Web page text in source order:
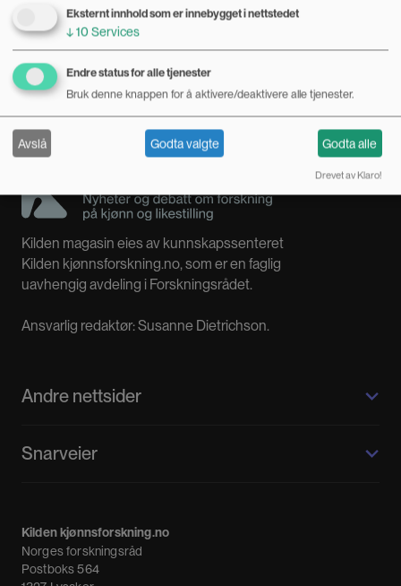
Podkastepisode: Kvinnedagens historie og kampen
om 8. mars
Kilden magasin eies av kunnskapssenteret
Kilden kjønnsforskning.no, som er en faglig
uavhengig avdeling i Forskningsrådet.
Ansvarlig redaktør: Susanne Dietrichson.
Andre nettsider
Kvinnehistorie.no
Snarveier
Nyheter
Nyhetsbrev
Kilden kjønnsforskning.no
Norges forskningsråd
Postboks 564
Eksternt innhold som er innebygget i nettstedet
↓10 Services
Endre status for alle tjenester
Bruk denne knappen for å aktivere/deaktivere alle tjenester.
Avslå Godta valgte Godta alle
Drevet av Klaro!